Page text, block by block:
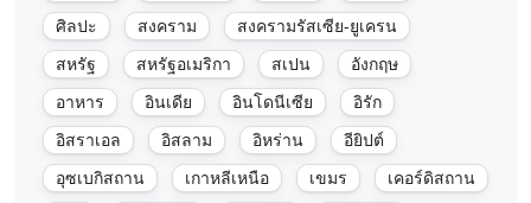
ศิลปะ
สงคราม
สงครามรัสเซีย-ยูเครน
สหรัฐ
สหรัฐอเมริกา สเปน
อังกฤษ
อาหาร
อินเดีย อินโดนีเซีย
อิรัก
อิสราเอล
อิสลาม อิหร่าน
อียิปต์
อุซเบกิสถาน
เกาหลีเหนือ เขมร
เคอร์ดิสถาน